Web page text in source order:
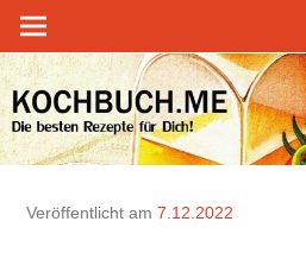
Zum
Inhalt
springen
Veröffentlicht am 7.12.2022